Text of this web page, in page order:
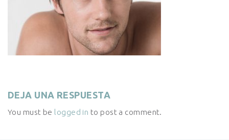
DEJA UNA RESPUESTA
You must be logged in to post a comment.